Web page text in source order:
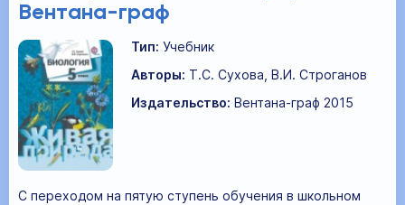
Вентана-граф
Тип: Учебник
Авторы: Т.С. Сухова, В.И. Строганов
Издательство: Вентана-граф 2015
С переходом на пятую ступень обучения в школьном